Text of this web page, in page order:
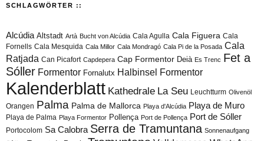
SCHLAGWÖRTER ::
Alcúdia Altstadt Artà Bucht von Alcúdia Cala Agulla Cala Figuera Cala
Fornells Cala Mesquida Cala Millor Cala Mondragó Cala Pi de la Posada Cala
Ratjada Can Picafort Capdepera Cap Formentor Deià Es Trenc Fet a
Sóller Formentor Fornalutx Halbinsel Formentor
Kalenderblatt Kathedrale La Seu Leuchtturm Olivenöl
Orangen Palma Palma de Mallorca Playa d'Alcúdia Playa de Muro
Playa de Palma Playa Formentor Pollença Port de Pollença Port de Sóller
Portocolom Sa Calobra Serra de Tramuntana Sonnenaufgang